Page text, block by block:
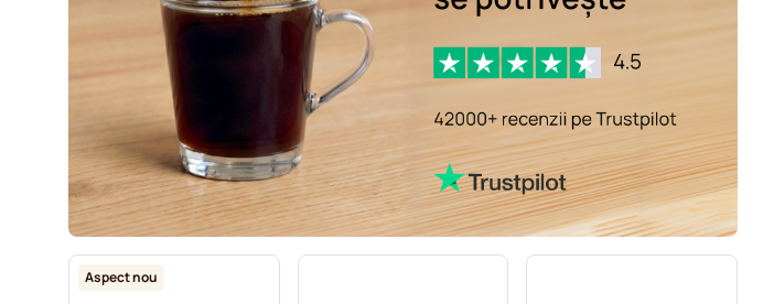
Aspect nou